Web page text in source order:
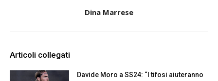
Dina Marrese
Articoli collegati
Davide Moro a SS24: “I tifosi aiuteranno